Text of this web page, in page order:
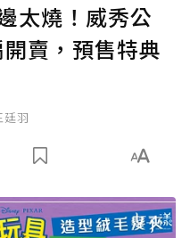
太燒！威秀公
賣，預售特典
廷羽